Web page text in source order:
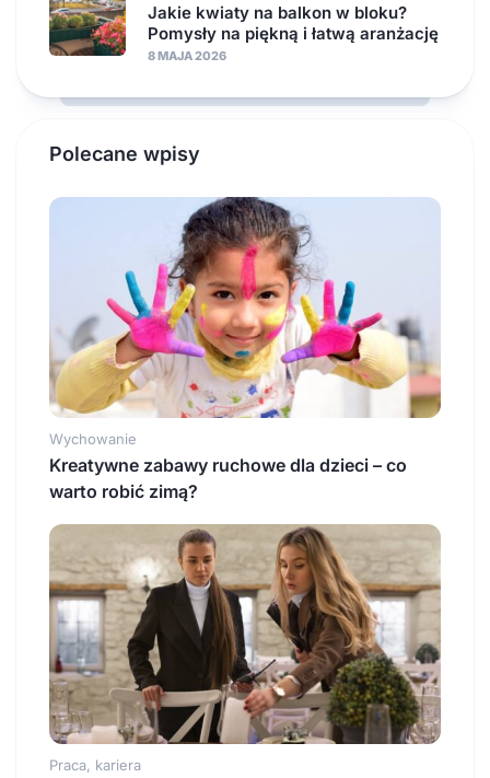
Jakie kwiaty na balkon w bloku?
Pomysły na piękną i łatwą aranżację
8 MAJA 2026
Polecane wpisy
Wychowanie
Kreatywne zabawy ruchowe dla dzieci – co
warto robić zimą?
Praca, kariera